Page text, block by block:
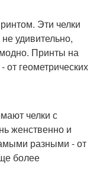
Эти челки
удивительно,
Принты на
геометрических
челки с
женственно и
разными - от
более